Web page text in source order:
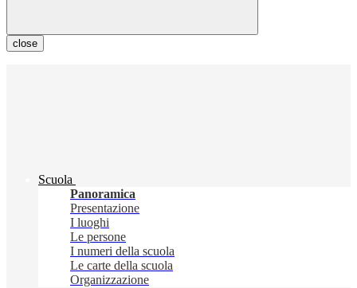
close
Scuola
Panoramica
Presentazione
I luoghi
Le persone
I numeri della scuola
Le carte della scuola
Organizzazione